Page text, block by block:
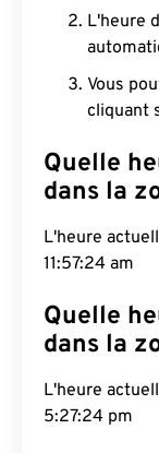
L'heure
Vous
cliquant
Quelle
dans la
L'heure
11:57:25 am
Quelle
dans la
L'heure
5:27:25 pm